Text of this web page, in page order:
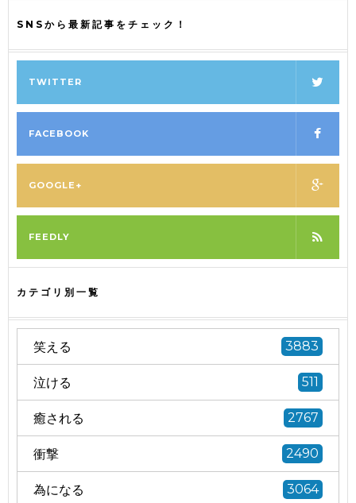
SNSから最新記事をチェック！
TWITTER
FACEBOOK
GOOGLE+
FEEDLY
カテゴリ別一覧
笑える 3883
泣ける 511
癒される 2767
衝撃 2490
為になる 3064